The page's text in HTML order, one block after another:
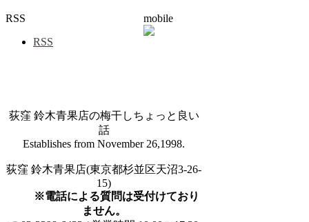
RSS
RSS
mobile
荻窪 鈴木青果店の梅干しちょっと良い
話
Establishes from November 26,1998.
荻窪 鈴木青果店(東京都杉並区天沼3-26-
15)
※電話による質問は受付けており
ません。